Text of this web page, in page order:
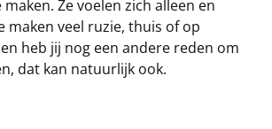
Ze voelen zich alleen en
maken veel ruzie, thuis of op
heb jij nog een andere reden om
dat kan natuurlijk ook.